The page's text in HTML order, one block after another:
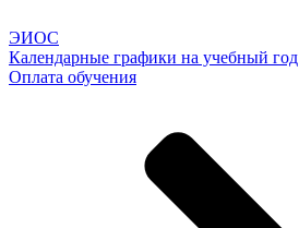
ЭИОС
Календарные графики на учебный год
Оплата обучения